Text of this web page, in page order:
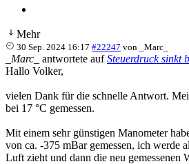
Mehr
30 Sep. 2024 16:17 #22247 von _Marc_
_Marc_ antwortete aufSteuerdruck sinkt
Hallo Volker,
vielen Dank für die schnelle Antwort.
bei 17 °C gemessen.
Mit einem sehr günstigen Manometer
von ca. -375 mBar gemessen, ich werde
Luft zieht und dann die neu gemessenen